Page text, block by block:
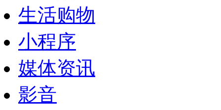
生活购物
小程序
媒体资讯
影音